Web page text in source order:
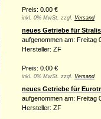
Preis: 0.00 €
inkl. 0% MwSt. zzgl. Versand
neues Getriebe für
aufgenommen am: Freitag
Hersteller: ZF
Preis: 0.00 €
inkl. 0% MwSt. zzgl. Versand
neues Getriebe für
aufgenommen am: Freitag
Hersteller: ZF